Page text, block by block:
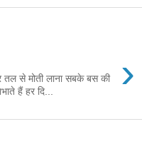
›
तल से मोती लाना सबके बस की
हैं हर दि...